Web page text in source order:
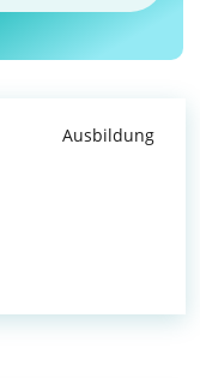
Ausbildung